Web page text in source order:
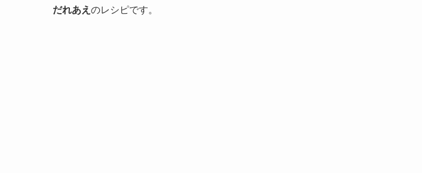
だれあえ のレシピです。